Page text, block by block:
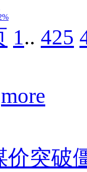
1.. 425
more
价突破